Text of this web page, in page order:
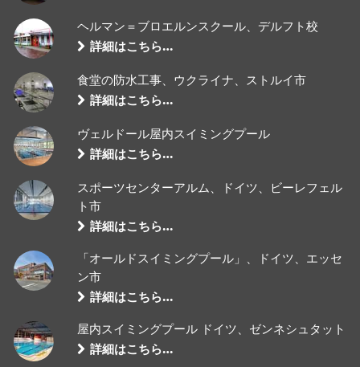
ヘルマン＝ブロエルンスクール、デルフト校
詳細はこちら…
食堂の防水工事、ウクライナ、ストルイ市
詳細はこちら…
ヴェルドール屋内スイミングプール
詳細はこちら…
スポーツセンターアルム、ドイツ、ビーレフェル
ト市
詳細はこちら…
「オールドスイミングプール」、ドイツ、エッセ
ン市
詳細はこちら…
屋内スイミングプール ドイツ、ゼンネシュタット
詳細はこちら…